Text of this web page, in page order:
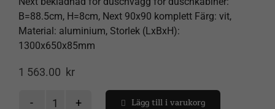
Produktsökning
B=88.5cm, H=8cm, Next 90x90 komplett Färg: vit,
Material: aluminium, Storlek (LxBxH):
1300x650x85mm
1 563.00 kr
Lägg till i varukorg